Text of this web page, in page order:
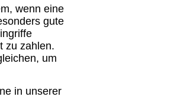
wenn eine
gute
zu zahlen.
um
in unserer